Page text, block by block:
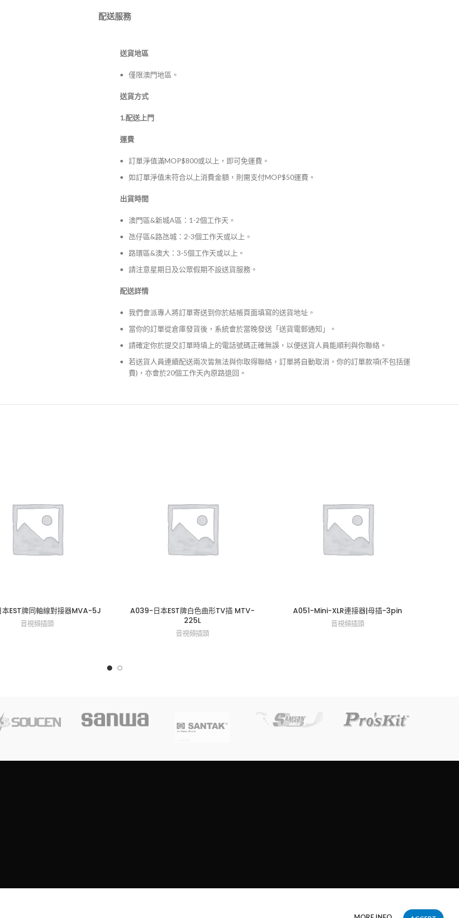
配送服務
送貨地區
僅限澳門地區。
送貨方式
1.配送上門
運費
訂單淨值滿MOP$800或以上，即可免運費。
如訂單淨值未符合以上消費金額，則需支付MOP$50運費。
出貨時間
澳門區&新城A區：1-2個工作天。
氹仔區&路氹城：2-3個工作天或以上。
路環區&澳大：3-5個工作天或以上。
請注意星期日及公眾假期不設送貨服務。
配送詳情
我們會派專人將訂單寄送到你於結帳頁面填寫的送貨地址。
當你的訂單從倉庫發貨後，系統會於當晚發送「送貨電郵通知」。
請確定你於提交訂單時填上的電話號碼正確無誤，以便送貨人員能順利與你聯絡。
若送貨人員連續配送兩次皆無法與你取得聯絡，訂單將自動取消，你的訂單款項(不包括運
費)，亦會於20個工作天內原路退回。
EST牌同軸線對接器MVA-5J
音視頻插頭
A039-日本EST牌白色曲形TV插 MTV-
225L
音視頻插頭
A051-Mini-XLR連接器|母插-3pin
音視頻插頭